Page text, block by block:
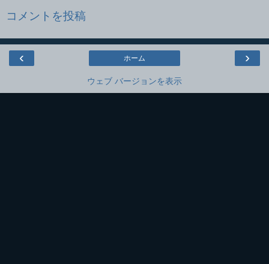
コメントを投稿
‹ ›
ホーム
ウェブ バージョンを表示